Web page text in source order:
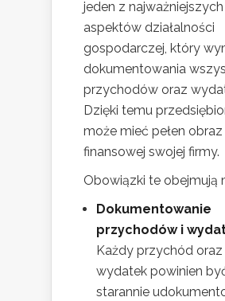
jeden z najważniejszych
aspektów działalności
gospodarczej, który
dokumentowania
przychodów oraz
Dzięki temu
może mieć pełen
finansowej swojej firmy.
Obowiązki te obejmują
Dokumentowanie
przychodów i
Każdy przychód oraz
wydatek powinien
starannie